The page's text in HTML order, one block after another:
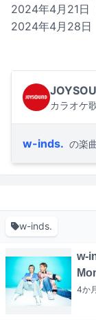
2024年4月21日
2024年4月28日
カラオケ
w-inds. の楽
w-inds.
w-
4か